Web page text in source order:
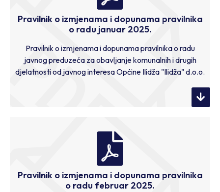
Pravilnik o izmjenama i dopunama pravilnika
o radu januar 2025.
Pravilnik o izmjenama i dopunama pravilnika o radu
javnog preduzeća za obavljanje komunalnih i drugih
djelatnosti od javnog interesa Općine Ilidža "Ilidža" d.o.o.
Pravilnik o izmjenama i dopunama pravilnika
o radu februar 2025.